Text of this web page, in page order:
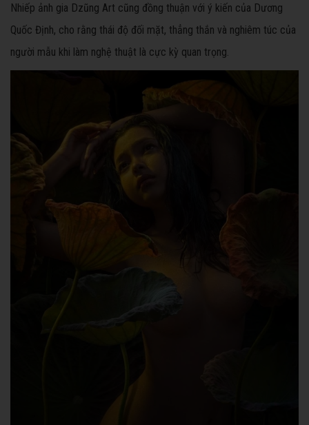
Nhiếp ảnh gia Dzũng Art cũng đồng thuận với ý kiến của Dương
Quốc Định, cho rằng thái độ đối mặt, thẳng thắn và nghiêm túc của
người mẫu khi làm nghệ thuật là cực kỳ quan trọng.